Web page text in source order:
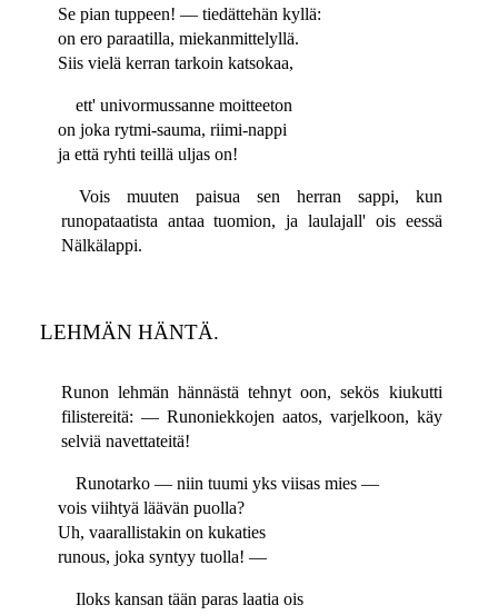
Se pian tuppeen! — tiedättehän kyllä:
on ero paraatilla, miekanmittelyllä.
Siis vielä kerran tarkoin katsokaa,
ett' univormussanne moitteeton
on joka rytmi-sauma, riimi-nappi
ja että ryhti teillä uljas on!
Vois muuten paisua sen herran sappi, kun
runopataatista antaa tuomion, ja laulajall' ois eessä
Nälkälappi.
LEHMÄN HÄNTÄ.
Runon lehmän hännästä tehnyt oon, sekös kiukutti
filistereitä: — Runoniekkojen aatos, varjelkoon, käy
selviä navettateitä!
Runotarko — niin tuumi yks viisas mies —
vois viihtyä läävän puolla?
Uh, vaarallistakin on kukaties
runous, joka syntyy tuolla! —
Iloks kansan tään paras laatia ois